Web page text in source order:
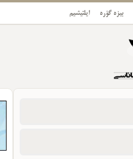
بیزه گؤره ایلتیشیم